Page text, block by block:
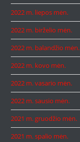
2022 m. liepos mėn.
2022 m. birželio mėn.
2022 m. balandžio mėn.
2022 m. kovo mėn.
2022 m. vasario mėn.
2022 m. sausio mėn.
2021 m. gruodžio mėn.
2021 m. spalio mėn.